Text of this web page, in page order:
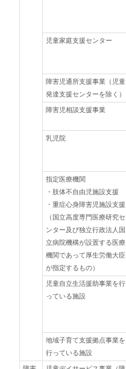
児童家庭支援センター
障害児通所支援事業（児童
発達支援センターを除く）
障害児相談支援事業
乳児院
指定医療機関
・肢体不自由児施設支援
・重症心身障害児施設支援
（国立高度専門医療研究セ
ンター及び独立行政法人国
立病院機構が設置する医療
機関であって厚生労働大臣
が指定するもの）
児童自立生活援助事業を行
っている施設
地域子育て支援拠点事業を
行っている施設